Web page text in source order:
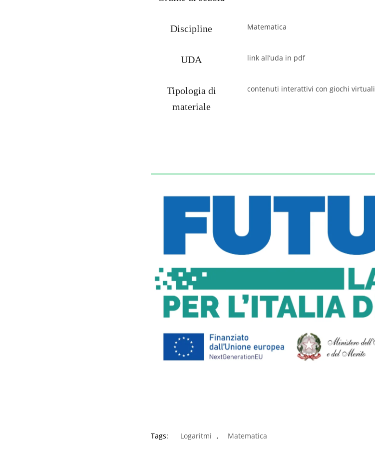
Discipline Matematica
UDA link all’uda in pdf
Tipologia di
materiale
contenuti interattivi con giochi virtuali
Tags: Logaritmi , Matematica